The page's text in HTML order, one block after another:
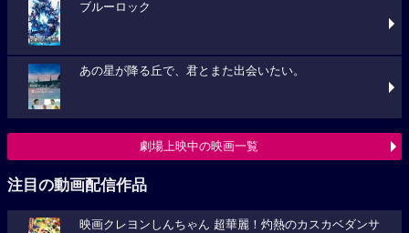
ブルーロック
あの星が降る丘で、君とまた出会いたい。
劇場上映中の映画一覧
注目の動画配信作品
映画クレヨンしんちゃん 超華麗！灼熱のカスカベダンサ